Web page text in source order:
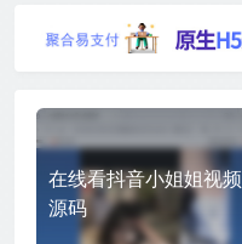
在线看抖音小姐姐视频
源码